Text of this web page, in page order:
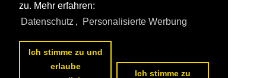
zu. Mehr erfahren:
Datenschutz , Personalisierte Werbung
Ich stimme zu und
erlaube
Ich stimme zu